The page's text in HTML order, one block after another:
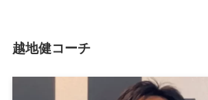
越地健コーチ